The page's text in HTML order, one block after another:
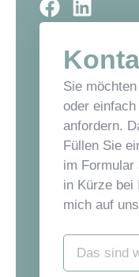
Sie
oder
anfordern.
Füllen Sie
im Formular
in Kürze bei
mich auf